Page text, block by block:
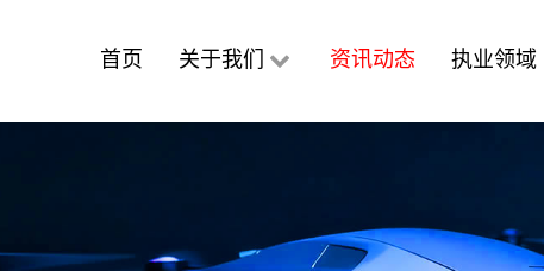
首页 关于我们 资讯动态 执业领域